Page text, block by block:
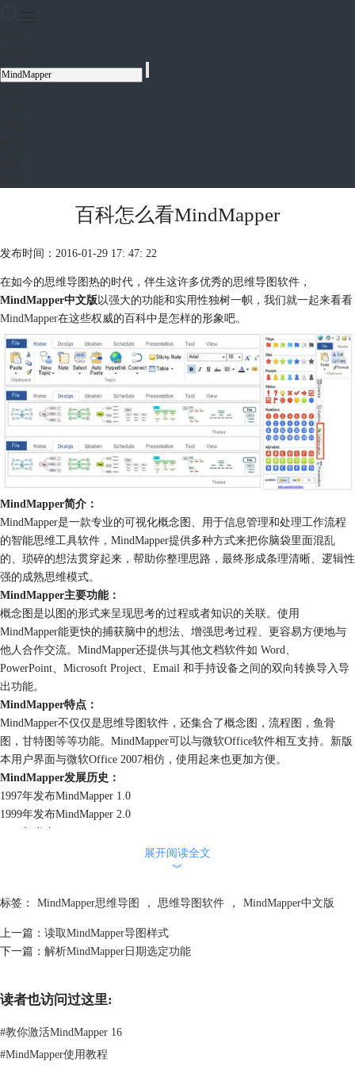
百科怎么看MindMapper
发布时间：2016-01-29 17: 47: 22
在如今的思维导图热的时代，伴生这许多优秀的思维导图软件，
MindMapper中文版以强大的功能和实用性独树一帜，我们就一起来看看
MindMapper在这些权威的百科中是怎样的形象吧。
MindMapper简介：
MindMapper是一款专业的可视化概念图、用于信息管理和处理工作流程
的智能思维工具软件，MindMapper提供多种方式来把你脑袋里面混乱
的、琐碎的想法贯穿起来，帮助你整理思路，最终形成条理清晰、逻辑性
强的成熟思维模式。
MindMapper主要功能：
概念图是以图的形式来呈现思考的过程或者知识的关联。使用
MindMapper能更快的捕获脑中的想法、增强思考过程、更容易方便地与
他人合作交流。MindMapper还提供与其他文档软件如 Word、
PowerPoint、Microsoft Project、Email 和手持设备之间的双向转换导入导
出功能。
MindMapper特点：
MindMapper不仅仅是思维导图软件，还集合了概念图，流程图，鱼骨
图，甘特图等等功能。MindMapper可以与微软Office软件相互支持。新版
本用户界面与微软Office 2007相仿，使用起来也更加方便。
MindMapper发展历史：
1997年发布MindMapper 1.0
1999年发布MindMapper 2.0
2001年发布MindMapper 3.0
2009年2月发布MindMapper 2009
能排列全面，有很多需要我们去慢慢发掘的隐藏功能，对于喜欢思考的人
来说这些功能永远不会显多的。
询需要内容。
展开阅读全文
︾
标签： MindMapper思维导图 ， 思维导图软件 ， MindMapper中文版
上一篇： 读取MindMapper导图样式
下一篇： 解析MindMapper日期选定功能
读者也访问过这里:
#教你激活MindMapper 16
#MindMapper使用教程